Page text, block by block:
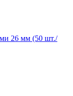
26 мм (50 шт./